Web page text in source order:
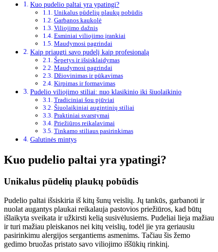
Kuo pudelio paltai yra ypatingi?
Unikalus pūdelių plaukų pobūdis
Garbanos kaukolė
Viliojimo dažnis
Esminiai viliojimo įrankiai
Maudymosi pagrindai
Kaip priaugti savo pudelį kaip profesionalą
Šepetys ir išsisklaidymas
Maudymosi pagrindai
Džiovinimas ir pūkavimas
Kirpimas ir formavimas
Pudelio viliojimo stiliai: nuo klasikinio iki šiuolaikinio
Tradiciniai šou pjūviai
Šiuolaikiniai augintinių stiliai
Praktiniai svarstymai
Priežiūros reikalavimai
Tinkamo stiliaus pasirinkimas
Galutinės mintys
Kuo pudelio paltai yra ypatingi?
Unikalus pūdelių plaukų pobūdis
Pudelio paltai išsiskiria iš kitų šunų veislių. Jų tankūs, garbanoti ir
nuolat augantys plaukai reikalauja pastovios priežiūros, kad būtų
išlaikyta sveikata ir užkirsti kelią susivėlusiems. Pudeliai lieja mažiau
ir turi mažiau pleiskanos nei kitų veislių, todėl jie yra geriausiu
pasirinkimu alergijos sergantiems asmenims. Tačiau šis žemo
gedimo bruožas pristato savo viliojimo iššūkių rinkinį.